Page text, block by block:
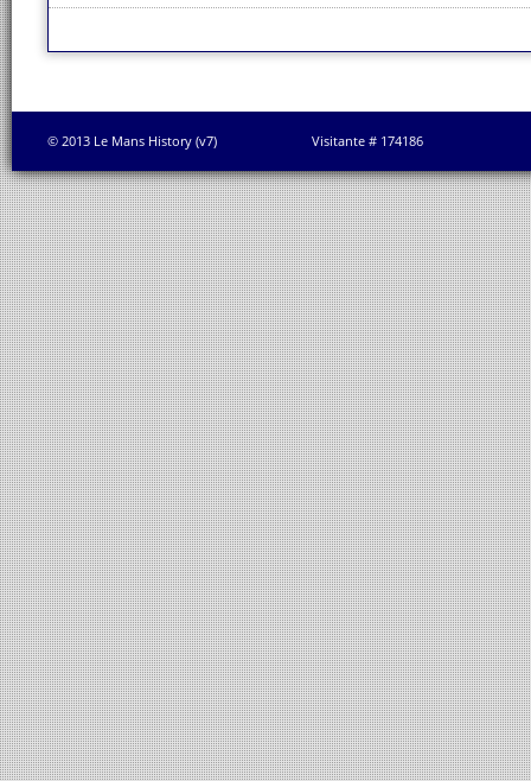
© 2013 Le Mans History (v7) Visitante # 174186